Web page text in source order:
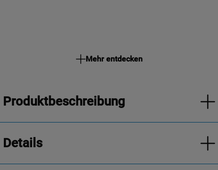
Mehr entdecken
Produktbeschreibung
Details